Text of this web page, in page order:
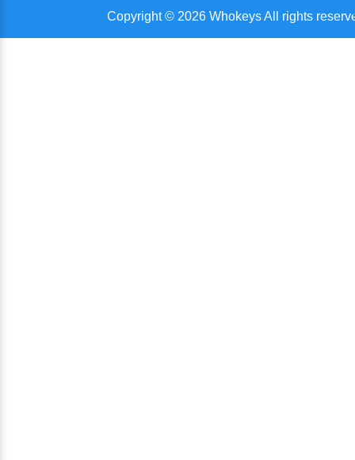
Copyright © 2026 Whokeys All rights